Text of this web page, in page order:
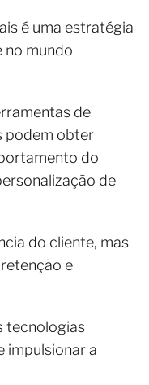
é uma estratégia
no mundo
de
podem obter
do
de
do cliente, mas
e
tecnologias
impulsionar a